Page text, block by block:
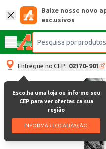
Baixe nosso novo
exclusivos
Entregue no CEP: 02170-901
Escolha uma loja ou informe seu
CEP para ver ofertas da sua
região
INFORMAR LOCALIZAÇÃO